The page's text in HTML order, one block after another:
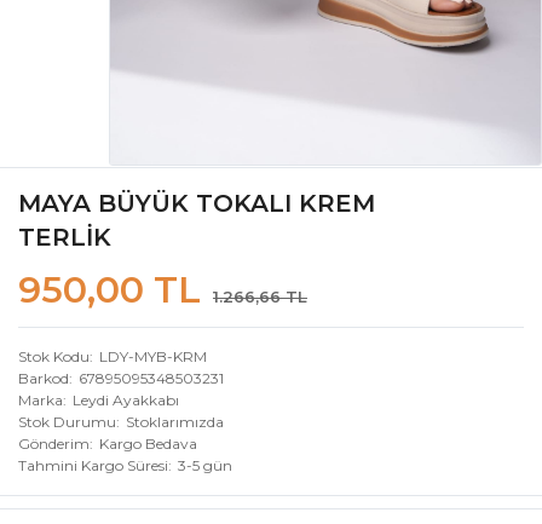
MAYA BÜYÜK TOKALI KREM
TERLİK
950,00 TL 1.266,66 TL
Stok Kodu
LDY-MYB-KRM
Barkod
67895095348503231
Marka
Leydi Ayakkabı
Stok Durumu
Stoklarımızda
Gönderim
Kargo Bedava
Tahmini Kargo Süresi 3-5 gün